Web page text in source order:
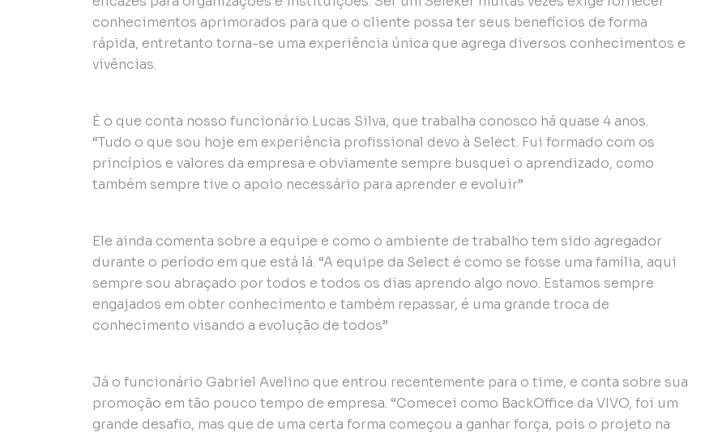
conhecimentos aprimorados para que o cliente possa ter seus benefícios de forma
rápida, entretanto torna-se uma experiência única que agrega diversos conhecimentos e
vivências.
É o que conta nosso funcionário Lucas Silva, que trabalha conosco há quase 4 anos.
“Tudo o que sou hoje em experiência profissional devo à Select. Fui formado com os
princípios e valores da empresa e obviamente sempre busquei o aprendizado, como
também sempre tive o apoio necessário para aprender e evoluir”
Ele ainda comenta sobre a equipe e como o ambiente de trabalho tem sido agregador
durante o período em que está lá. “A equipe da Select é como se fosse uma família, aqui
sempre sou abraçado por todos e todos os dias aprendo algo novo. Estamos sempre
engajados em obter conhecimento e também repassar, é uma grande troca de
conhecimento visando a evolução de todos”
Já o funcionário Gabriel Avelino que entrou recentemente para o time, e conta sobre sua
promoção em tão pouco tempo de empresa. “Comecei como BackOffice da VIVO, foi um
grande desafio, mas que de uma certa forma começou a ganhar força, pois o projeto na